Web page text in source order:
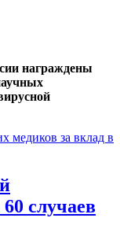
награждены
медиков за вклад в
случаев